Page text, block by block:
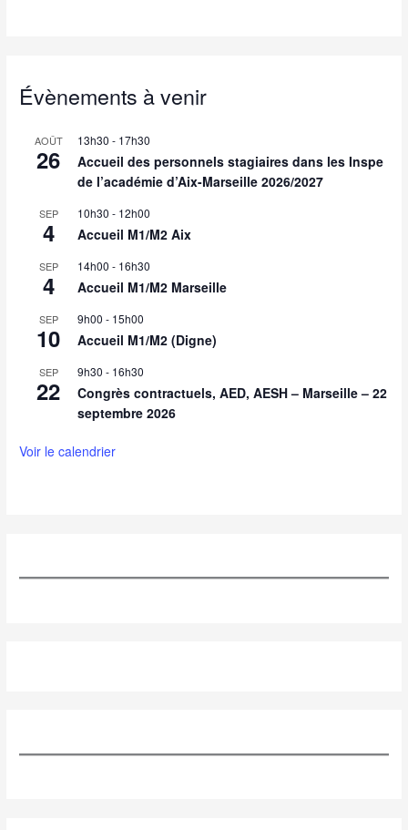
Évènements à venir
AOÛT
26
13h30 - 17h30
Accueil des personnels stagiaires dans les Inspe
de l’académie d’Aix-Marseille 2026/2027
SEP
4
10h30 - 12h00
Accueil M1/M2 Aix
SEP
4
14h00 - 16h30
Accueil M1/M2 Marseille
SEP
10
9h00 - 15h00
Accueil M1/M2 (Digne)
SEP
22
9h30 - 16h30
Congrès contractuels, AED, AESH – Marseille – 22
septembre 2026
Voir le calendrier